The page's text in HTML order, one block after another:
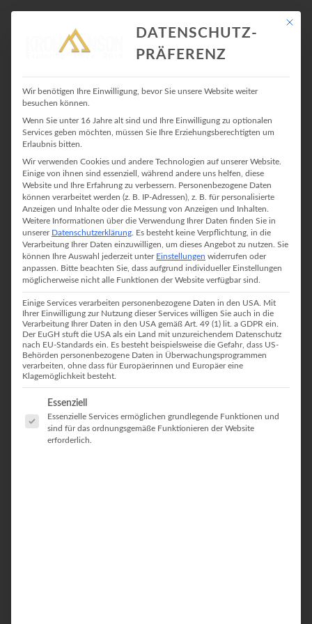
ALLGEMEIN
EIN WEITERER TRIP VOLLENDET
4. November 2020InAllgemein No Comment
In ein paar Minuten vollende ich eine weitere Umdrehung (Another
trip around the sun done). Zeit um auf das letzte Jahr zurück zu
blicken, und den Tag über ein paar Gedanken zu notieren. Ein
verrücktes Jahr. Ein tolles Jahr. Aber […]
Mit
DATENSCHUTZ-
PRÄFERENZ
Wir benötigen Ihre Einwilligung, bevor Sie unsere Website weiter
besuchen können.
Wenn Sie unter 16 Jahre alt sind und Ihre Einwilligung zu optionalen
Services geben möchten, müssen Sie Ihre Erziehungsberechtigten um
Erlaubnis bitten.
Wir verwenden Cookies und andere Technologien auf unserer Website.
Einige von ihnen sind essenziell, während andere uns helfen, diese
Website und Ihre Erfahrung zu verbessern.
Personenbezogene Daten
können verarbeitet werden (z. B. IP-Adressen), z. B. für personalisierte
Anzeigen und Inhalte oder die Messung von Anzeigen und Inhalten.
Weitere Informationen über die Verwendung Ihrer Daten finden Sie in
unserer Datenschutzerklärung Es besteht keine Verpflichtung, in die
Verarbeitung Ihrer Daten einzuwilligen, um dieses Angebot zu nutzen. Sie
können Ihre Auswahl jederzeit unter Einstellungen widerrufen oder
anpassen.
Bitte beachten Sie, dass aufgrund individueller Einstellungen
möglicherweise nicht alle Funktionen der Website verfügbar sind.
Einige Services verarbeiten personenbezogene Daten in den USA. Mit
Ihrer Einwilligung zur Nutzung dieser Services willigen Sie auch in die
Verarbeitung Ihrer Daten in den USA gemäß Art. 49 (1) lit. a GDPR ein.
Der EuGH stuft die USA als ein Land mit unzureichendem Datenschutz
nach EU-Standards ein. Es besteht beispielsweise die Gefahr, dass US-
Behörden personenbezogene Daten in Überwachungsprogrammen
verarbeiten, ohne dass für Europäerinnen und Europäer eine
Klagemöglichkeit besteht.
Es folgt eine Liste der Service-Gruppen, für die eine Einwilligung erteilt
Essenziell
Essenzielle Services ermöglichen grundlegende Funktionen und
sind für das ordnungsgemäße Funktionieren der Website
erforderlich.